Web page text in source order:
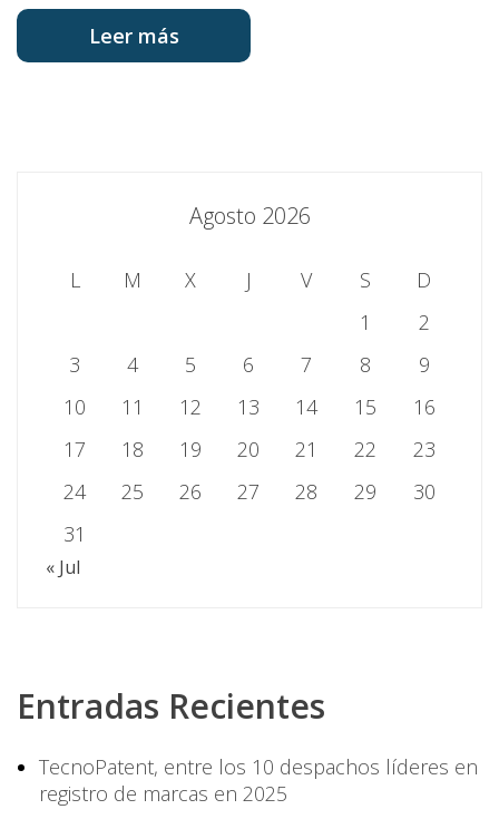
Leer más
Agosto 2026
L M X J V S
D
1
2
3
4 5 6 7 8
9
10
11 12 13 14 15
16
17
18 19 20 21 22
23
24
25 26 27 28 29
30
31
« Jul
Entradas Recientes
TecnoPatent, entre los 10 despachos líderes en
registro de marcas en 2025